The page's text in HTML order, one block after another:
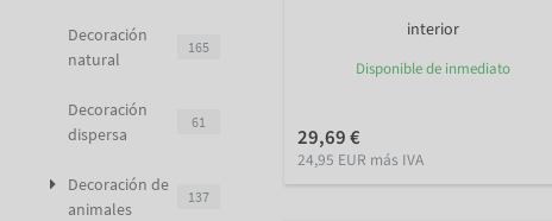
Decoración
natural
165
Decoración
dispersa
61
Decoración de
animales
137
interior
Disponible de inmediato
29,69 €
24,95 EUR más IVA